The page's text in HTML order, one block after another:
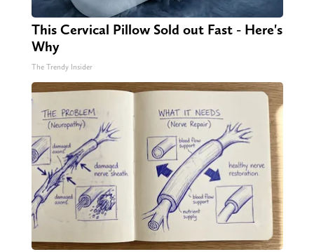
This Cervical Pillow Sold out Fast - Here's
Why
The Trendy Insider